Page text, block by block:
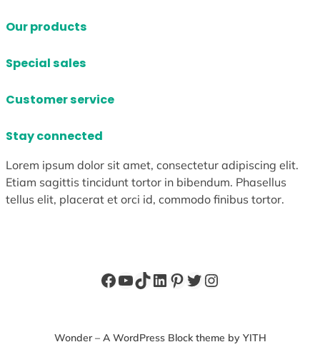
Our products
Special sales
Customer service
Stay connected
Lorem ipsum dolor sit amet, consectetur adipiscing elit.
Etiam sagittis tincidunt tortor in bibendum. Phasellus
tellus elit, placerat et orci id, commodo finibus tortor.
Facebook
YouTube
TikTok
LinkedIn
Pinterest
X Instagram
Wonder – A WordPress Block theme by YITH